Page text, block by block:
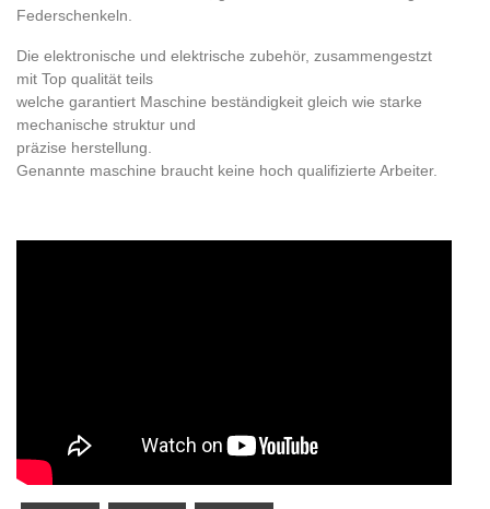
Federschenkeln.
Die elektronische und elektrische zubehör, zusammengestzt
mit Top qualität teils
welche garantiert Maschine beständigkeit gleich wie starke
mechanische struktur und
präzise herstellung.
Genannte maschine braucht keine hoch qualifizierte Arbeiter.